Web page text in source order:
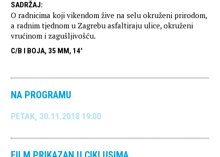
SADRŽAJ:
O radnicima koji vikendom žive na selu okruženi prirodom,
a radnim tjednom u Zagrebu asfaltiraju ulice, okruženi
vrućinom i zagušljivošću.
C/B I BOJA, 35 MM, 14'
NA PROGRAMU
PETAK, 30.11.2018 19:00